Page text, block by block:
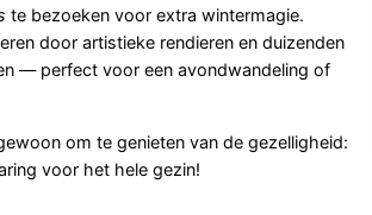
te bezoeken voor extra wintermagie.
door artistieke rendieren en duizenden
— perfect voor een avondwandeling of
om te genieten van de gezelligheid:
voor het hele gezin!